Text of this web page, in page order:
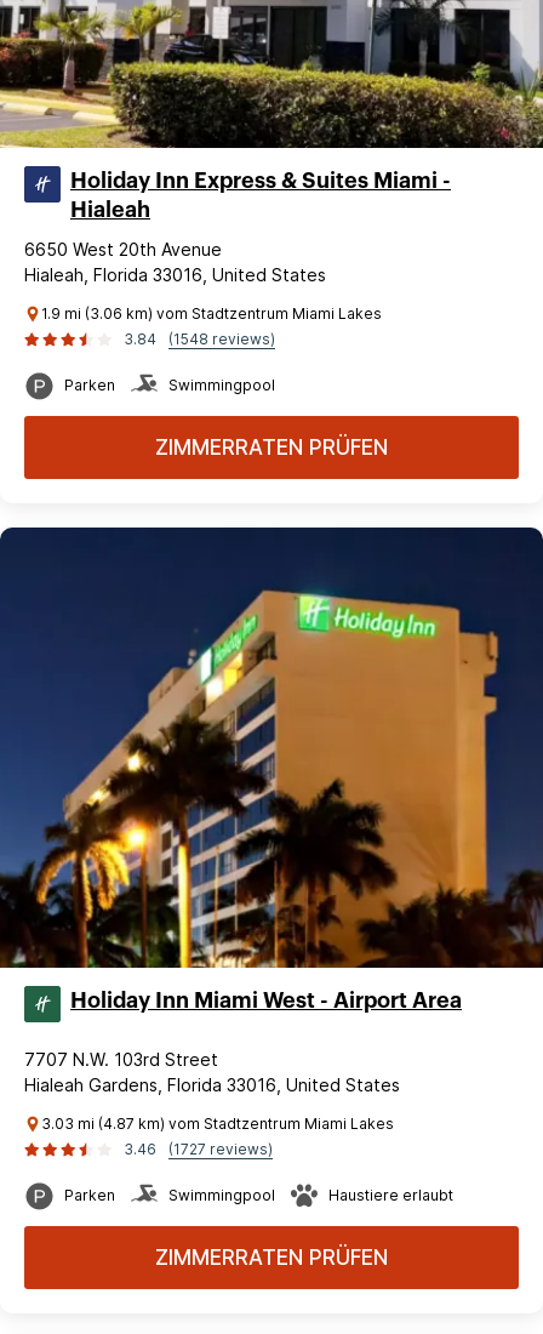
Holiday Inn Express & Suites Miami -
Hialeah
6650 West 20th Avenue
Hialeah, Florida 33016, United States
1.9 mi (3.06 km) vom Stadtzentrum Miami Lakes
3.84
(1548 reviews)
Parken Swimmingpool
ZIMMERRATEN PRÜFEN
Holiday Inn Miami West - Airport Area
7707 N.W. 103rd Street
Hialeah Gardens, Florida 33016, United States
3.03 mi (4.87 km) vom Stadtzentrum Miami Lakes
3.46
(1727 reviews)
Parken Swimmingpool Haustiere erlaubt
ZIMMERRATEN PRÜFEN